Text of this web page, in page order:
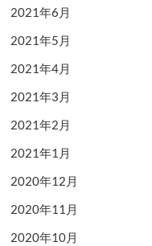
2021年6月
2021年5月
2021年4月
2021年3月
2021年2月
2021年1月
2020年12月
2020年11月
2020年10月